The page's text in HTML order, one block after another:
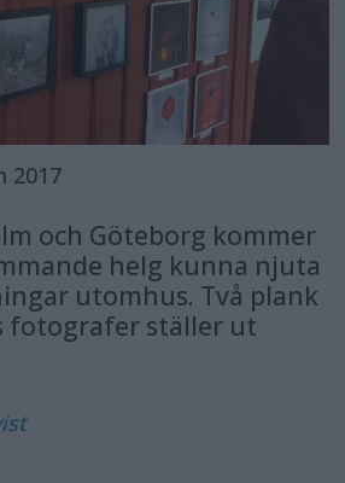
2017
och Göteborg kommer
helg kunna njuta
utomhus. Två plank
fotografer ställer ut